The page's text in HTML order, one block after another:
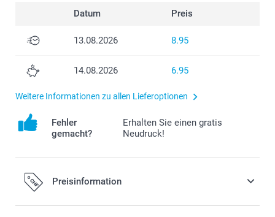
Datum Preis
13.08.2026 8.95
14.08.2026 6.95
Weitere Informationen zu allen Lieferoptionen
Fehler
gemacht?
Erhalten Sie einen gratis
Neudruck!
Preisinformation